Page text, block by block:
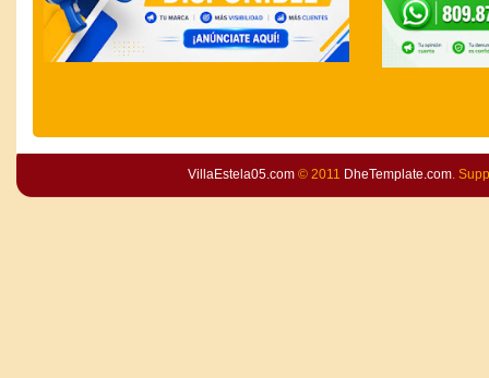
VillaEstela05.com© 2011 DheTemplate.com.